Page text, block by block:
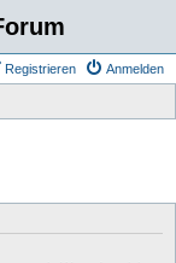
Anmelden
Registrieren